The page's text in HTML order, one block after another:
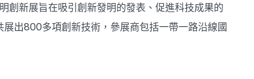
創新展旨在吸引創新發明的發表、促進科技成果的
出800多項創新技術，參展商包括一帶一路沿線國